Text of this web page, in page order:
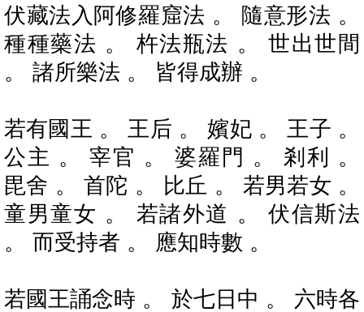
伏藏法入阿修羅窟法 。 隨意形法 。
種種藥法 。 杵法瓶法 。 世出世間
。 諸所樂法 。 皆得成辦 。
若有國王 。 王后 。 嬪妃 。 王子 。
公主 。 宰官 。 婆羅門 。 剎利 。
毘舍 。 首陀 。 比丘 。 若男若女 。
童男童女 。 若諸外道 。 伏信斯法
。 而受持者 。 應知時數 。
若國王誦念時 。 於七日中 。 六時各